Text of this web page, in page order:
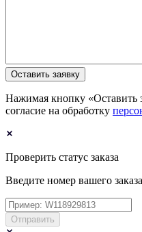
Оставить заявку
Нажимая кнопку «Оставить
согласие на обработку
Проверить статус заказа
Введите номер вашего заказа
Отправить